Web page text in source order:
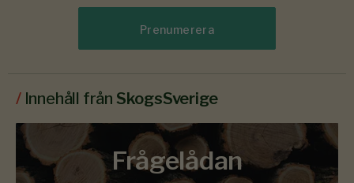
Prenumerera
/ Innehåll från SkogsSverige
Frågelådan